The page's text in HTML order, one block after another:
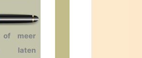
meer
laten